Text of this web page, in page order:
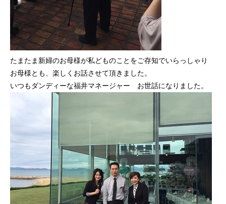
たまたま新婦のお母様が私どものことをご存知でいらっしゃり
お母様とも、楽しくお話させて頂きました。
いつもダンディーな福井マネージャー お世話になりました。